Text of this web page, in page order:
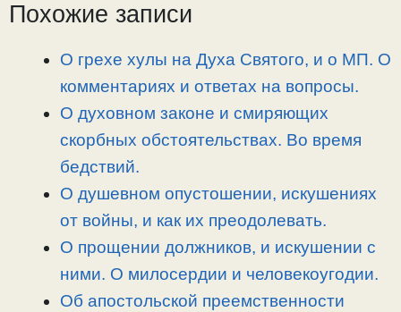
n
a
o
и
Похожие записи
О грехе хулы на Духа Святого, и о МП. О
комментариях и ответах на вопросы.
О духовном законе и смиряющих
скорбных обстоятельствах. Во время
бедствий.
О душевном опустошении, искушениях
от войны, и как их преодолевать.
О прощении должников, и искушении с
ними. О милосердии и человекоугодии.
Об апостольской преемственности